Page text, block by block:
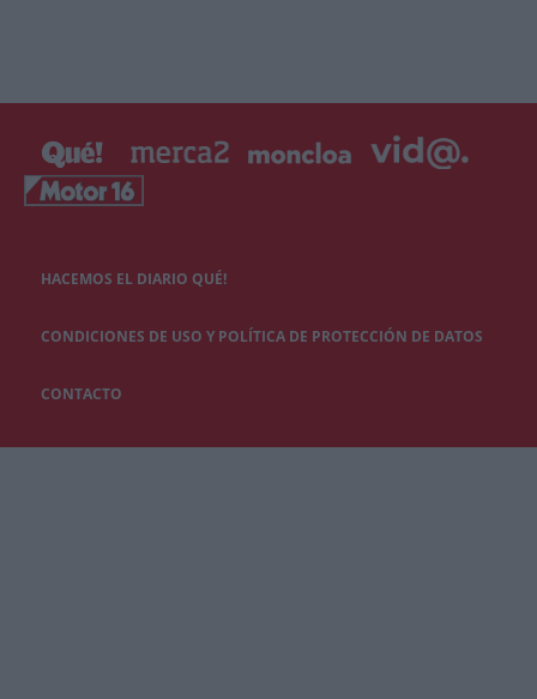
HACEMOS EL DIARIO QUÉ!
CONDICIONES DE USO Y POLÍTICA DE PROTECCIÓN DE DATOS
CONTACTO